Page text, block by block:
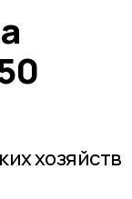
хозяйств